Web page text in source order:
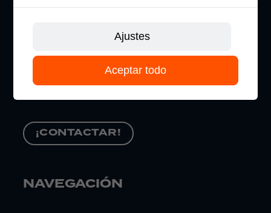
SOBRE LA MARCA
Los productos MB han sido
REDEX, primera Central de Compras y
Servicios Europea especializada en
¡CONTACTAR!
NAVEGACIÓN
Ajustes
Aceptar todo